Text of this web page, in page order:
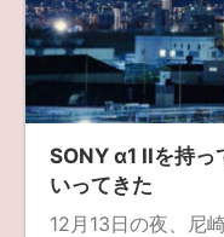
Canon craft
game
iPhone K-1
LUMIX GF9 LUMIX
M(Typ240) minolta
SONY α1 IIを持っ
いってきた
12月13日の夜、尼